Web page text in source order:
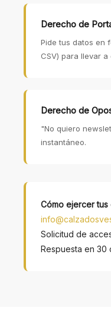
Derecho de
Pide tus datos en
CSV) para llevar a
Derecho de
"No quiero
instantáneo.
Cómo ejercer tus
Solicitud de
Respuesta en 30